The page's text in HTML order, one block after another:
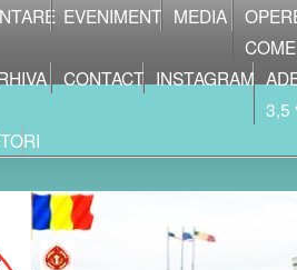
EVENIMENT MEDIA
CONTACT INSTAGRAM
3,5